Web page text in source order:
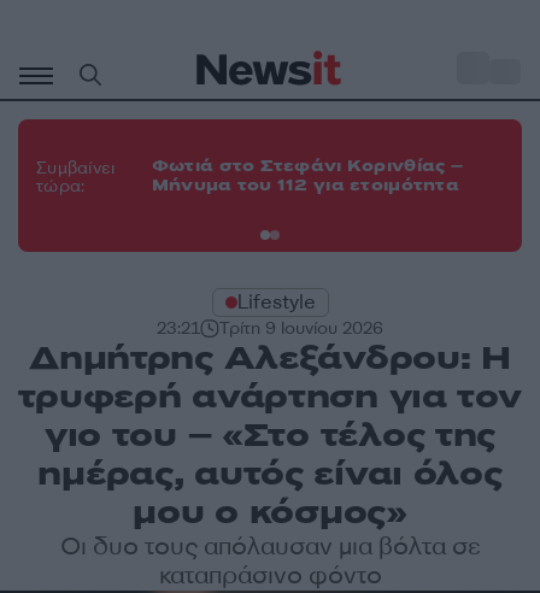
περιεχόμενο
Συμβαίνει
τώρα:
Φωτιά στο Στεφάνι Κορινθίας –
Μήνυμα του 112 για ετοιμότητα
Lifestyle
23:21 Τρίτη 9 Ιουνίου 2026
Δημήτρης Αλεξάνδρου: Η
τρυφερή ανάρτηση για τον
γιο του – «Στο τέλος της
ημέρας, αυτός είναι όλος
μου ο κόσμος»
Οι δυο τους απόλαυσαν μια βόλτα σε
καταπράσινο φόντο